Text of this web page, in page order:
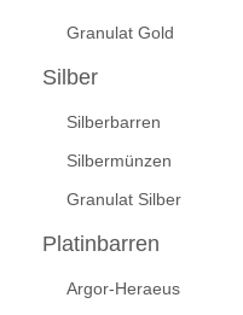
Granulat Gold
Silber
Silberbarren
Silbermünzen
Granulat Silber
Platinbarren
Argor-Heraeus